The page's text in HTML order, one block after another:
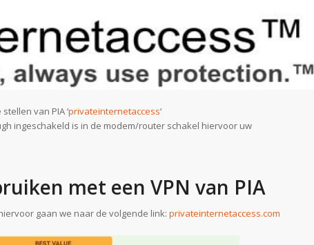
van PIA ‘privateinternetaccess‘
ingeschakeld is in de modem/router schakel hiervoor uw
met een VPN van PIA
gaan we naar de volgende link: privateinternetaccess.com